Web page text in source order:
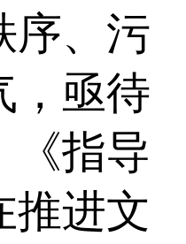
序、污
，亟待
《指导
推进文